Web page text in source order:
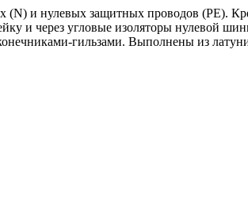
(N) и нулевых защитных проводов (РЕ).
и через угловые изоляторы нулевой
гильзами. Выполнены из